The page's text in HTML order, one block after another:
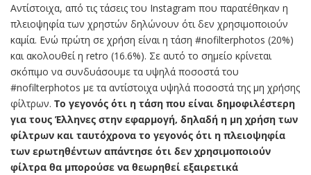
Αντίστοιχα, από τις τάσεις του Instagram που παρατέθηκαν η
πλειοψηφία των χρηστών δηλώνουν ότι δεν χρησιμοποιούν
καμία. Ενώ πρώτη σε χρήση είναι η τάση #nofilterphotos (20%)
και ακολουθεί η retro (16.6%). Σε αυτό το σημείο κρίνεται
σκόπιμο να συνδυάσουμε τα υψηλά ποσοστά του
#nofilterphotos με τα αντίστοιχα υψηλά ποσοστά της μη χρήσης
φίλτρων. Το γεγονός ότι η τάση που είναι δημοφιλέστερη
για τους Έλληνες στην εφαρμογή, δηλαδή η μη χρήση των
φίλτρων και ταυτόχρονα το γεγονός ότι η πλειοψηφία
των ερωτηθέντων απάντησε ότι δεν χρησιμοποιούν
φίλτρα θα μπορούσε να θεωρηθεί εξαιρετικά